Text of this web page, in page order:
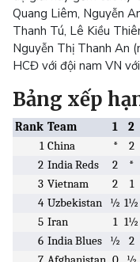
Quang Liêm, Nguyễn
Thanh Tú, Lê Kiều
Nguyễn Thị Thanh An
HCĐ với đội nam VN
Bảng xếp
Rank Team 1 2
1 China * 2
2 India Reds 2 *
3 Vietnam 2 1
4 Uzbekistan ½ 1½
5 Iran 1 1½
6 India Blues ½ 2